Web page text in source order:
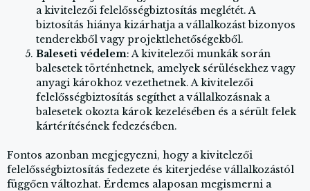
a kivitelezői felelősségbiztosítás meglétét. A
biztosítás hiánya kizárhatja a vállalkozást bizonyos
tenderekből vagy projektlehetőségekből.
Baleseti védelem: A kivitelezői munkák során
balesetek történhetnek, amelyek sérülésekhez vagy
anyagi károkhoz vezethetnek. A kivitelezői
felelősségbiztosítás segíthet a vállalkozásnak a
balesetek okozta károk kezelésében és a sérült felek
kártérítésének fedezésében.
Fontos azonban megjegyezni, hogy a kivitelezői
felelősségbiztosítás fedezete és kiterjedése vállalkozástól
függően változhat. Érdemes alaposan megismerni a